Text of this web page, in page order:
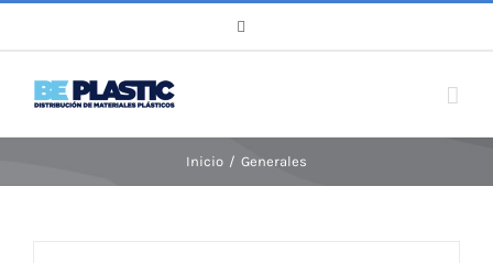
contenido
Inicio / Generales